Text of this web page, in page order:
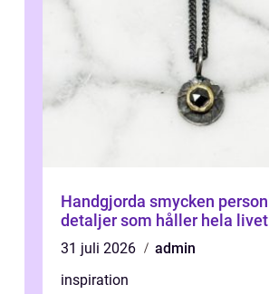
Handgjorda smycken personliga
detaljer som håller hela livet
31 juli 2026
admin
inspiration